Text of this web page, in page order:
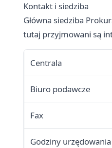
Kontakt i siedziba
Główna siedziba
tutaj przyjmowani są
Centrala
Biuro podawcze
Fax
Godziny urzędowania